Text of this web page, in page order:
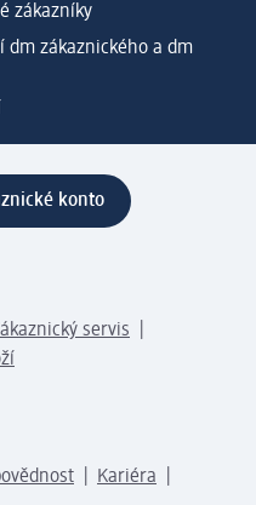
zákazníky
dm zákaznického a dm
konto
servis
Kariéra